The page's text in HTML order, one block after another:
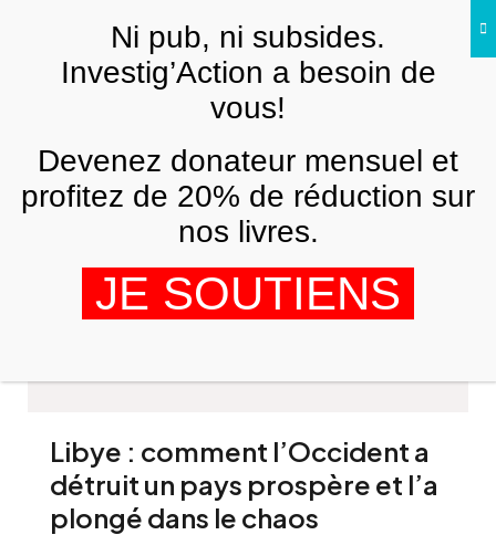
Mohammed ibn Fayçal al-Rachid
Libye : comment l’Occident a
détruit un pays prospère et l’a
plongé dans le chaos
Ni pub, ni subsides.
Investig’Action a besoin de
vous!
Devenez donateur mensuel et
profitez de 20% de réduction sur
nos livres.
JE SOUTIENS